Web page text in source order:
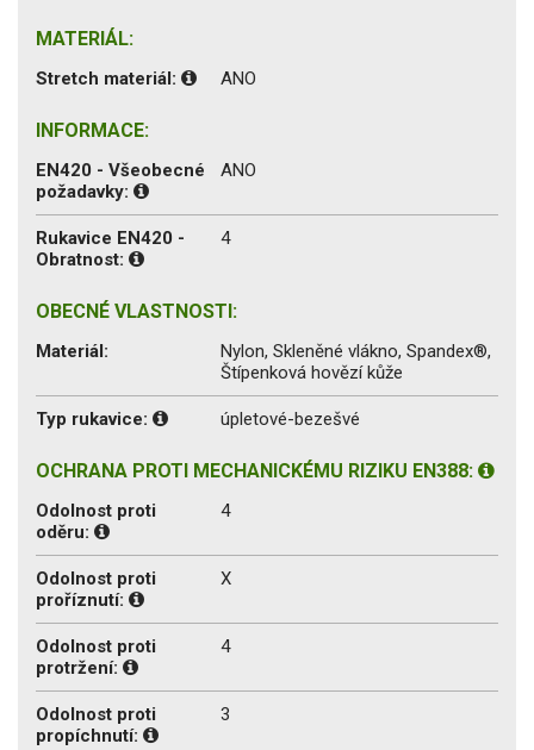
MATERIÁL:
Stretch materiál: ANO
INFORMACE:
EN420 - Všeobecné
požadavky:
ANO
Rukavice EN420 -
Obratnost:
4
OBECNÉ VLASTNOSTI:
Materiál:
Nylon, Skleněné vlákno, Spandex®,
Štípenková hovězí kůže
Typ rukavice: úpletové-bezešvé
OCHRANA PROTI MECHANICKÉMU RIZIKU EN388:
Odolnost proti
oděru:
4
Odolnost proti
proříznutí:
X
Odolnost proti
protržení:
4
Odolnost proti
propíchnutí:
3